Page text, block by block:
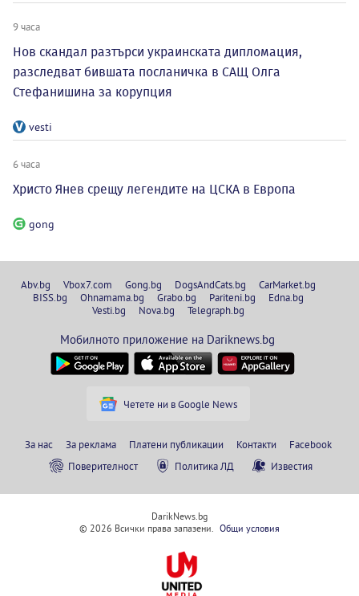
9 часа
Нов скандал разтърси украинската дипломация,
разследват бившата посланичка в САЩ Олга
Стефанишина за корупция
vesti
6 часа
Христо Янев срещу легендите на ЦСКА в Европа
gong
Abv.bg Vbox7.com Gong.bg DogsAndCats.bg
CarMarket.bg
BISS.bg
Ohnamama.bg Grabo.bg Pariteni.bg
Edna.bg
Vesti.bg
Nova.bg Telegraph.bg
Мобилното приложение на Dariknews.bg
Четете ни в Google News
За нас За реклама Платени публикации Контакти
Facebook
Поверителност
Политика ЛД Известия
DarikNews.bg
© 2026 Всички права запазени. Общи условия